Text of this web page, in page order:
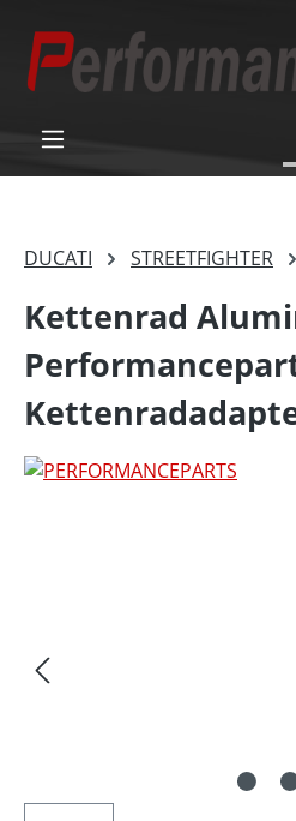
springen
DUCATI STREETFIGHTER
Kettenrad